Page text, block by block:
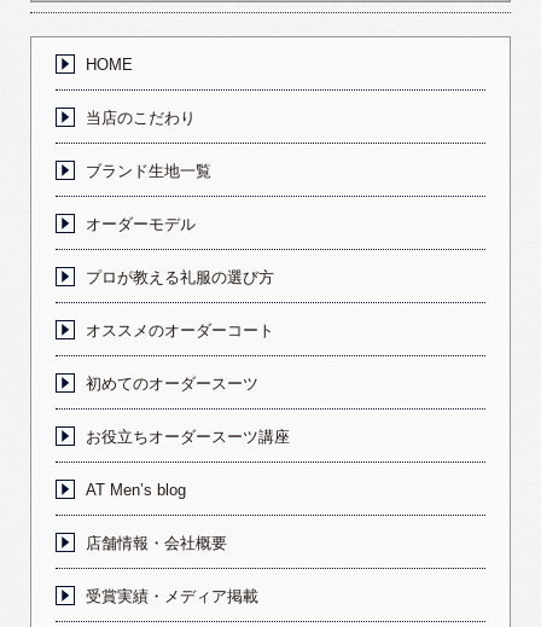
HOME
当店のこだわり
ブランド生地一覧
オーダーモデル
プロが教える礼服の選び方
オススメのオーダーコート
初めてのオーダースーツ
お役立ちオーダースーツ講座
AT Men’s blog
店舗情報・会社概要
受賞実績・メディア掲載